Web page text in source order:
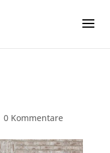
0 Kommentare